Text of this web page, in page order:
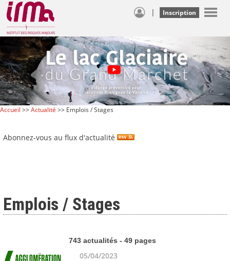
| Inscription
Accueil >>Actualité >> Emplois / Stages
Abonnez-vous au flux d'actualité
Emplois / Stages
743 actualités - 49 pages
05/04/2023